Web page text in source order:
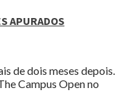
APURADOS
de dois meses depois.
Campus Open no